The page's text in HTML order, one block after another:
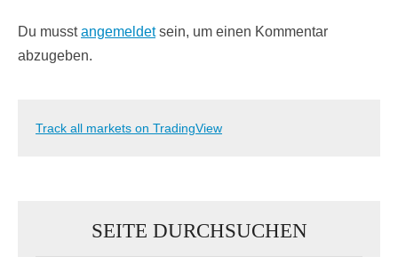
Du musstangemeldetsein, um einen Kommentar
abzugeben.
Track all markets on TradingView
SEITE DURCHSUCHEN